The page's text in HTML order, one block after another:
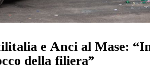
e Anci al Mase:
della filiera”